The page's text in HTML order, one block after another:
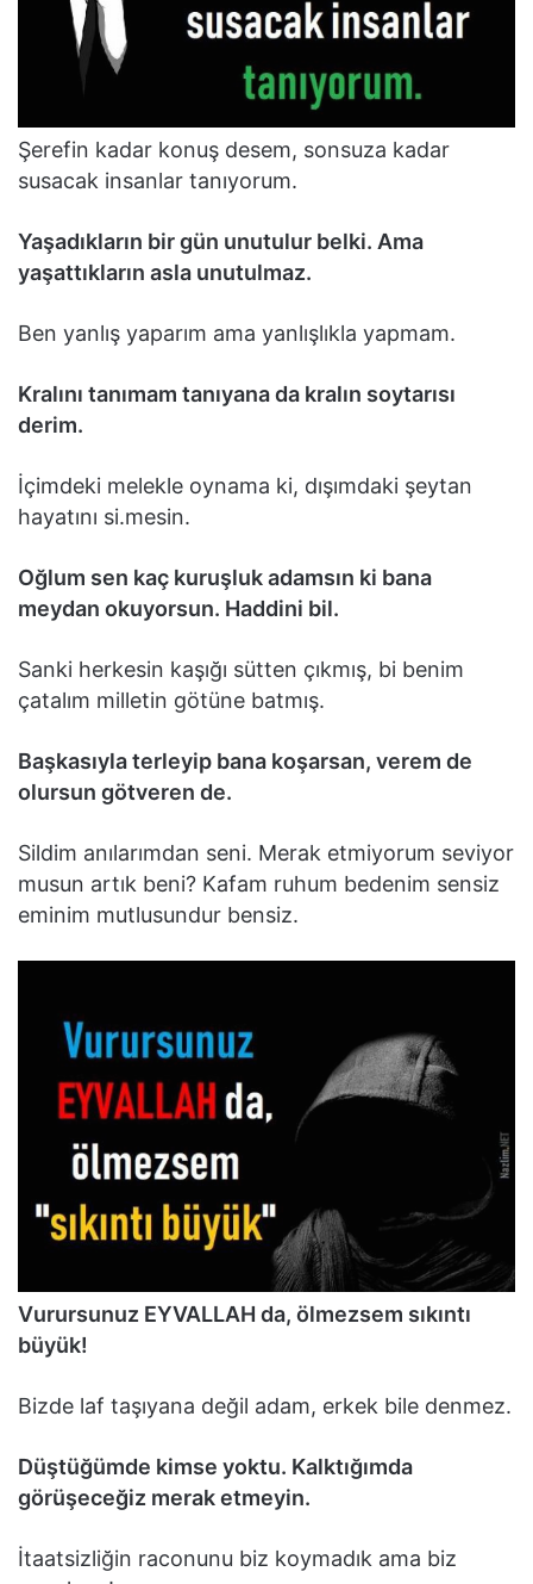
Şerefin kadar konuş desem, sonsuza kadar
susacak insanlar tanıyorum.
Yaşadıkların bir gün unutulur belki. Ama
yaşattıkların asla unutulmaz.
Ben yanlış yaparım ama yanlışlıkla yapmam.
Kralını tanımam tanıyana da kralın soytarısı
derim.
İçimdeki melekle oynama ki, dışımdaki şeytan
hayatını si.mesin.
Oğlum sen kaç kuruşluk adamsın ki bana
meydan okuyorsun. Haddini bil.
Sanki herkesin kaşığı sütten çıkmış, bi benim
çatalım milletin götüne batmış.
Başkasıyla terleyip bana koşarsan, verem de
olursun götveren de.
Sildim anılarımdan seni. Merak etmiyorum seviyor
musun artık beni? Kafam ruhum bedenim sensiz
eminim mutlusundur bensiz.
Vurursunuz EYVALLAH da, ölmezsem sıkıntı
büyük!
Bizde laf taşıyana değil adam, erkek bile denmez.
Düştüğümde kimse yoktu. Kalktığımda
görüşeceğiz merak etmeyin.
İtaatsizliğin raconunu biz koymadık ama biz